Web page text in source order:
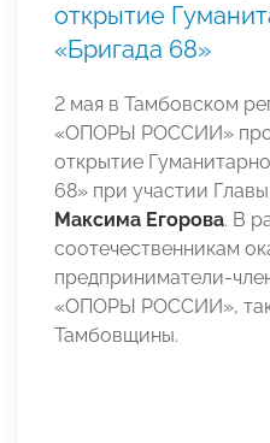
открытие
«Бригада 68»
2 мая в Тамбовском
«ОПОРЫ РОССИИ»
открытие
68» при участии
Максима Егорова. В
соотечественникам
предприниматели-
«ОПОРЫ РОССИИ», так
Тамбовщины.